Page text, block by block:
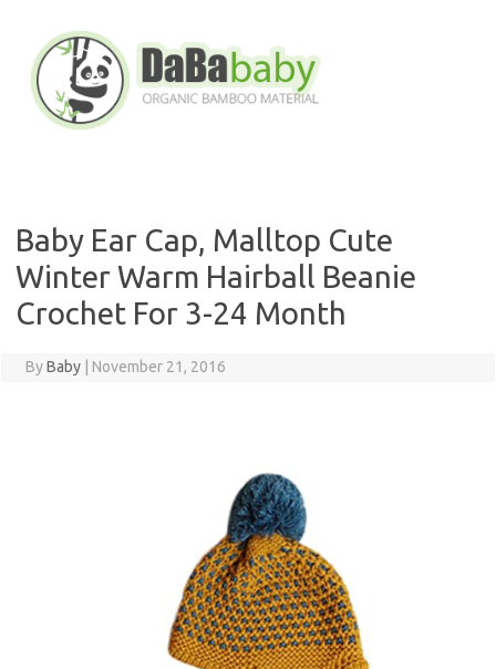
content
Baby Ear Cap, Malltop Cute
Winter Warm Hairball Beanie
Crochet For 3-24 Month
ByBaby November 21, 2016